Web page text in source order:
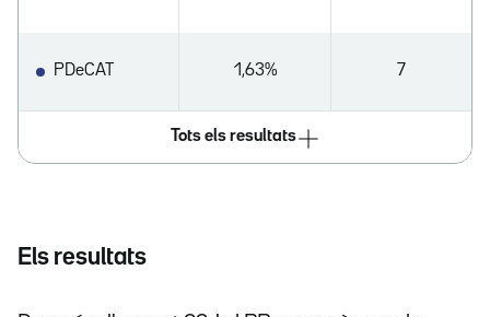
PDeCAT 1,63% 7
Tots els resultats
Els resultats